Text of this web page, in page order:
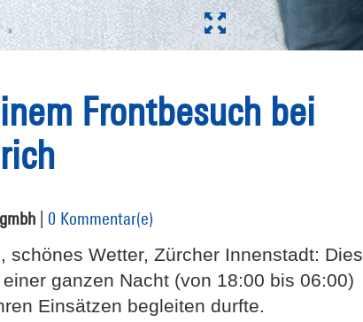
Frontbesuch bei
0 Kommentar(e)
schönes Wetter, Zürcher Innenstadt: Dies
ganzen Nacht (von 18:00 bis 06:00)
Einsätzen begleiten durfte.